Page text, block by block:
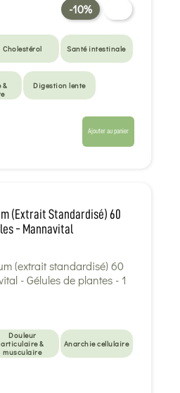
-10%
Cholestérol Santé intestinale
&
Digestion lente
Ajouter au panier
(extrait Standardisé) 60
- Mannavital
Douleur
articulaire &
musculaire
Anarchie cellulaire